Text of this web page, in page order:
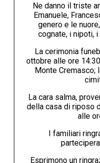
Ne danno il triste
Emanuele,
genero e le
cognate, i nipoti,
La cerimonia
ottobre alle ore
Monte Cremasco;
La cara salma,
della casa di riposo
alle
I familiari
Esprimono un